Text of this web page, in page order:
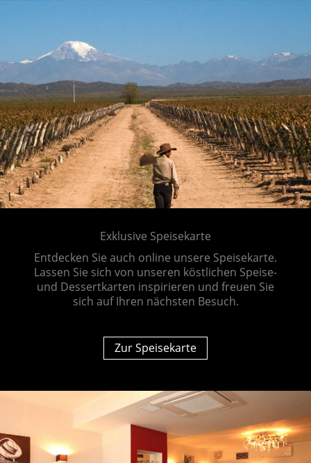
Exklusive Speisekarte
Entdecken Sie auch online unsere Speisekarte.
Lassen Sie sich von unseren köstlichen Speise-
und Dessertkarten inspirieren und freuen Sie
sich auf Ihren nächsten Besuch.
Zur Speisekarte